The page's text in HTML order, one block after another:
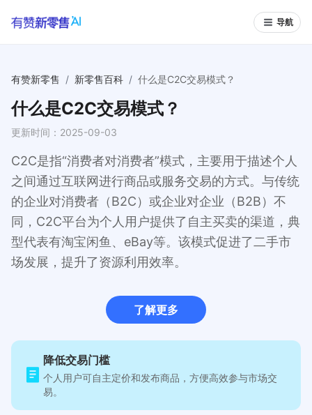
导航
有赞新零售 / 新零售百科 / 什么是C2C交易模式？
什么是C2C交易模式？
更新时间： 2025-09-03
C2C是指“消费者对消费者”模式，主要用于描述个人
之间通过互联网进行商品或服务交易的方式。与传统
的企业对消费者（B2C）或企业对企业（B2B）不
同，C2C平台为个人用户提供了自主买卖的渠道，典
型代表有淘宝闲鱼、eBay等。该模式促进了二手市
场发展，提升了资源利用效率。
了解更多
降低交易门槛
个人用户可自主定价和发布商品，方便高效参与市场交
易。